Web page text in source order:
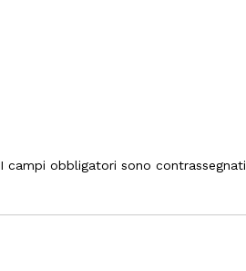
I campi obbligatori sono contrassegnati